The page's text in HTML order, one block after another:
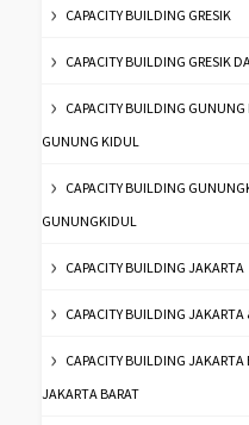
CAPACITY BUILDING GRESIK
CAPACITY BUILDING GRESIK
CAPACITY BUILDING
GUNUNG KIDUL
CAPACITY BUILDING
GUNUNGKIDUL
CAPACITY BUILDING JAKARTA
CAPACITY BUILDING
CAPACITY BUILDING
JAKARTA BARAT